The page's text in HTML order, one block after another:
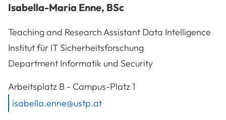
Isabella-Maria Enne, BSc
Teaching and Research Assistant Data Intelligence
Institut für IT Sicherheitsforschung
Department Informatik und Security
Arbeitsplatz B - Campus-Platz 1
isabella.enne@ustp.at